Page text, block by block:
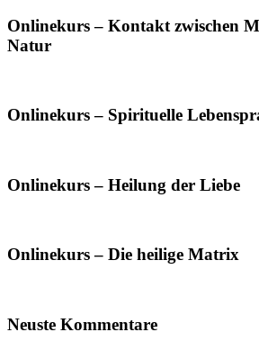
Onlinekurs – Kontakt zwischen
Natur
Onlinekurs – Spirituelle
Onlinekurs – Heilung der Liebe
Onlinekurs – Die heilige Matrix
Neuste Kommentare